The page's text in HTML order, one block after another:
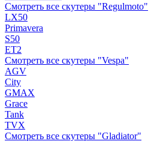
Смотреть все скутеры "Regulmoto"
LX50
Primavera
S50
ET2
Смотреть все скутеры "Vespa"
AGV
City
GMAX
Grace
Tank
TVX
Смотреть все скутеры "Gladiator"